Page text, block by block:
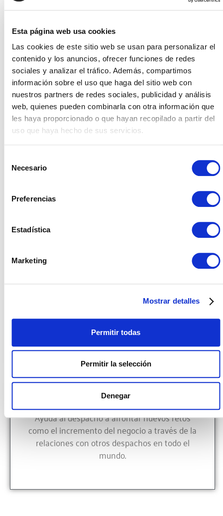
Esta página web usa cookies
Las cookies de este sitio web se usan para personalizar el
contenido y los anuncios, ofrecer funciones de redes
sociales y analizar el tráfico. Además, compartimos
información sobre el uso que haga del sitio web con
nuestros partners de redes sociales, publicidad y análisis
web, quienes pueden combinarla con otra información que
les haya proporcionado o que hayan recopilado a partir del
uso que haya hecho de sus servicios.
Necesario
Preferencias
Estadística
Marketing
Mostrar detalles
Permitir todas
Permitir la selección
Denegar
Escalabilidad
Personaliza la herramienta a tu gusto para
adaptarse a las necesidades del despacho.
Además, permite adaptarse a los cambios,
evitando la intrusión de la competencia.
visión, todos los puntos de la empresa
una visión inmediata del clientes y expedientes
Internacional
Se trata de una herramienta internacional ya que es
multi-idioma, multilenguaje, multidivisa y permite la
gestión en otros países.
Alcanza el éxito
Ayuda al despacho a afrontar nuevos retos
como el incremento del negocio a través de la
relaciones con otros despachos en todo el
mundo.